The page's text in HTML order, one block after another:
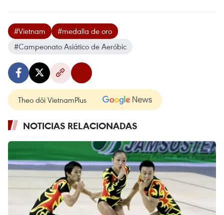
#Vietnam
#medalla de oro
#Campeonato Asiático de Aeróbic
Theo dõi VietnamPlus
NOTICIAS RELACIONADAS